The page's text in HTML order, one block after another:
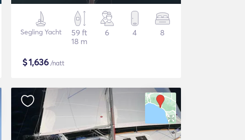
Segling Yacht
59 ft
18 m
6 4 8
$1,636/natt